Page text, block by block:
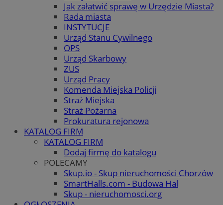
Jak załatwić sprawę w Urzędzie Miasta?
Rada miasta
INSTYTUCJE
Urząd Stanu Cywilnego
OPS
Urząd Skarbowy
ZUS
Urząd Pracy
Komenda Miejska Policji
Straż Miejska
Straż Pożarna
Prokuratura rejonowa
KATALOG FIRM
KATALOG FIRM
Dodaj firmę do katalogu
POLECAMY
Skup.io - Skup nieruchomości Chorzów
SmartHalls.com - Budowa Hal
Skup - nieruchomosci.org